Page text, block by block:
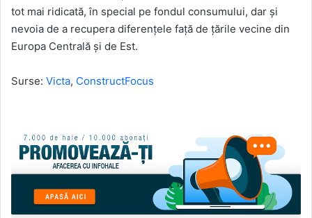
tot mai ridicată, în special pe fondul consumului, dar și
nevoia de a recupera diferențele față de țările vecine din
Europa Centrală și de Est.
Surse: Victa, ConstructFocus